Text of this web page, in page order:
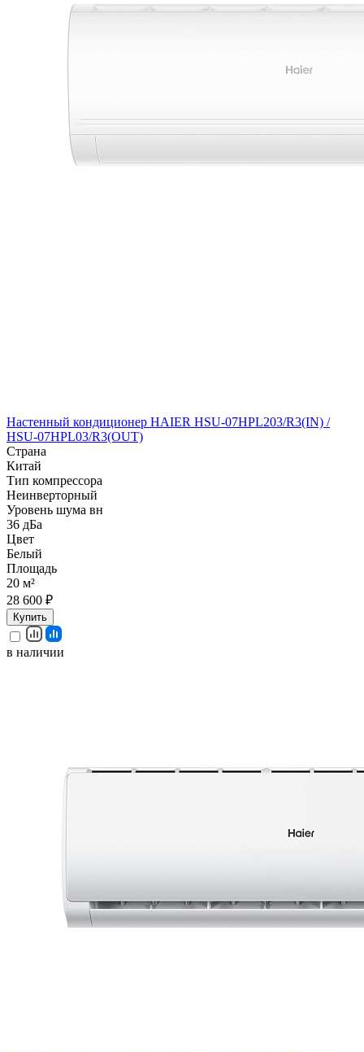
Настенный кондиционер HAIER HSU-07HPL203/R3(IN) /
HSU-07HPL03/R3(OUT)
Страна
Китай
Тип компрессора
Неинверторный
Уровень шума вн
36 дБа
Цвет
Белый
Площадь
20 м²
28 600 ₽
Купить
в наличии